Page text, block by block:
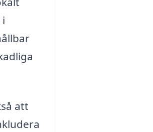
att